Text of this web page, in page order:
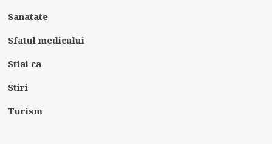
Sanatate
Sfatul medicului
Stiai ca
Stiri
Turism